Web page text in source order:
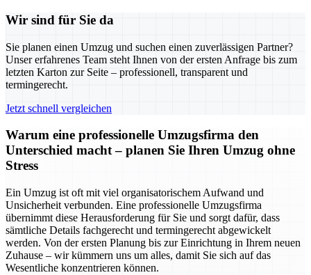
Wir sind für Sie da
Sie planen einen Umzug und suchen einen zuverlässigen Partner?
Unser erfahrenes Team steht Ihnen von der ersten Anfrage bis zum
letzten Karton zur Seite – professionell, transparent und
termingerecht.
Jetzt schnell vergleichen
Warum eine professionelle Umzugsfirma den
Unterschied macht – planen Sie Ihren Umzug ohne
Stress
Ein Umzug ist oft mit viel organisatorischem Aufwand und
Unsicherheit verbunden. Eine professionelle Umzugsfirma
übernimmt diese Herausforderung für Sie und sorgt dafür, dass
sämtliche Details fachgerecht und termingerecht abgewickelt
werden. Von der ersten Planung bis zur Einrichtung in Ihrem neuen
Zuhause – wir kümmern uns um alles, damit Sie sich auf das
Wesentliche konzentrieren können.